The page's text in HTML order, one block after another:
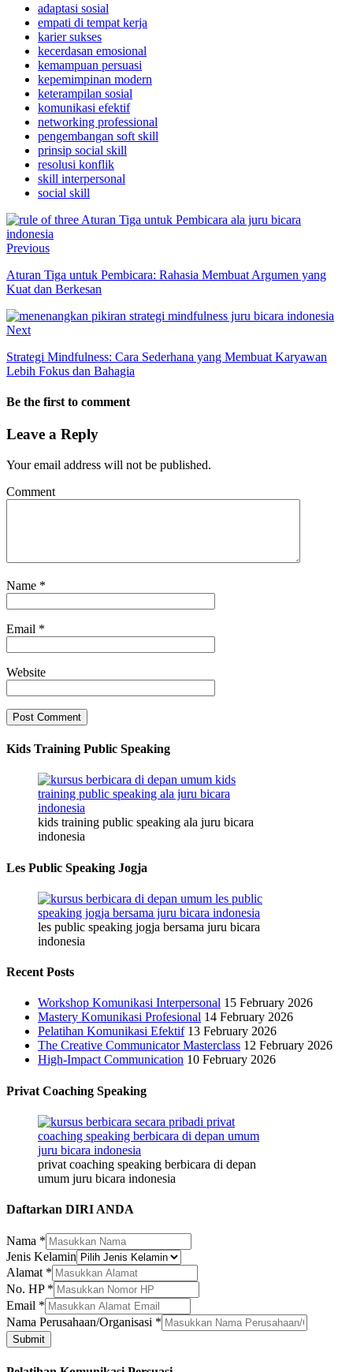
adaptasi sosial
empati di tempat kerja
karier sukses
kecerdasan emosional
kemampuan persuasi
kepemimpinan modern
keterampilan sosial
komunikasi efektif
networking professional
pengembangan soft skill
prinsip social skill
resolusi konflik
skill interpersonal
social skill
Previous
Aturan Tiga untuk Pembicara: Rahasia Membuat Argumen yang
Kuat dan Berkesan
Next
Strategi Mindfulness: Cara Sederhana yang Membuat Karyawan
Lebih Fokus dan Bahagia
Be the first to comment
Leave a Reply
Your email address will not be published.
Comment
Name *
Email *
Website
Kids Training Public Speaking
kids training public speaking ala juru bicara
indonesia
Les Public Speaking Jogja
les public speaking jogja bersama juru bicara
indonesia
Recent Posts
Workshop Komunikasi Interpersonal 15 February 2026
Mastery Komunikasi Profesional 14 February 2026
Pelatihan Komunikasi Efektif 13 February 2026
The Creative Communicator Masterclass 12 February 2026
High-Impact Communication 10 February 2026
Privat Coaching Speaking
privat coaching speaking berbicara di depan
umum juru bicara indonesia
Daftarkan DIRI ANDA
Nama *
Jenis Kelamin
Alamat *
No. HP *
Nama
HP
Alamat
Email *
Nama Perusahaan/Organisasi *
Submit